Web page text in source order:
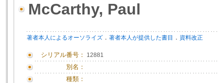
McCarthy, Paul
著者本人によるオーソライズ ． 著者本人が提供した書目 ． 資料改正
シリアル番号： 12881
別名：
種類：